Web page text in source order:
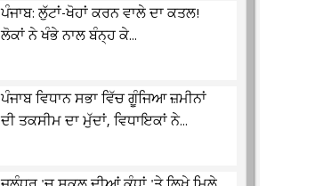
ਪੰਜਾਬ: ਲੁੱਟਾਂ-ਖੋਹਾਂ ਕਰਨ ਵਾਲੇ ਦਾ ਕਤਲ!
ਲੋਕਾਂ ਨੇ ਖੰਭੇ ਨਾਲ ਬੰਨ੍ਹ ਕੇ...
ਪੰਜਾਬ ਵਿਧਾਨ ਸਭਾ ਵਿੱਚ ਗੂੰਜਿਆ ਜ਼ਮੀਨਾਂ
ਦੀ ਤਕਸੀਮ ਦਾ ਮੁੱਦਾਂ, ਵਿਧਾਇਕਾਂ ਨੇ...